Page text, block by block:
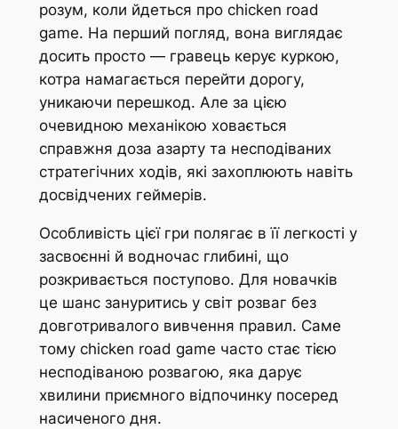
розум, коли йдеться про chicken road
game. На перший погляд, вона виглядає
досить просто — гравець керує куркою,
котра намагається перейти дорогу,
уникаючи перешкод. Але за цією
очевидною механікою ховається
справжня доза азарту та несподіваних
стратегічних ходів, які захоплюють навіть
досвідчених геймерів.
Особливість цієї гри полягає в її легкості у
засвоєнні й водночас глибині, що
розкривається поступово. Для новачків
це шанс зануритись у світ розваг без
довготривалого вивчення правил. Саме
тому chicken road game часто стає тією
несподіваною розвагою, яка дарує
хвилини приємного відпочинку посеред
насиченого дня.